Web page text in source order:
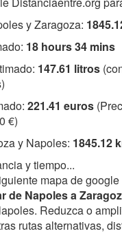
y Zaragoza:
18 hours 34 mins
147.61 litros
221.41 euros
€)
y Napoles: 1845.12
y tiempo...
mapa de google
de Napoles a
Reduzca o
rutas alternativas,